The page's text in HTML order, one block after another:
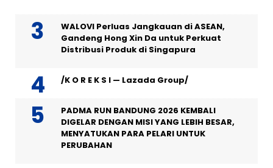
WALOVI Perluas Jangkauan di ASEAN,
Gandeng Hong Xin Da untuk Perkuat
Distribusi Produk di Singapura
/K O R E K S I — Lazada Group/
PADMA RUN BANDUNG 2026 KEMBALI
DIGELAR DENGAN MISI YANG LEBIH BESAR,
MENYATUKAN PARA PELARI UNTUK
PERUBAHAN